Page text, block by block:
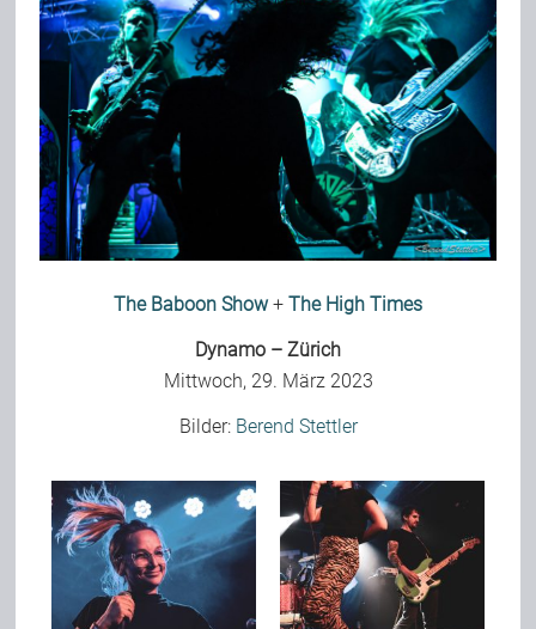
Bild-Archiv
Rezensionen
Musik
Kontakt
The Baboon Show + The High Times
Dynamo – Zürich
Mittwoch, 29. März 2023
Bilder: Berend Stettler